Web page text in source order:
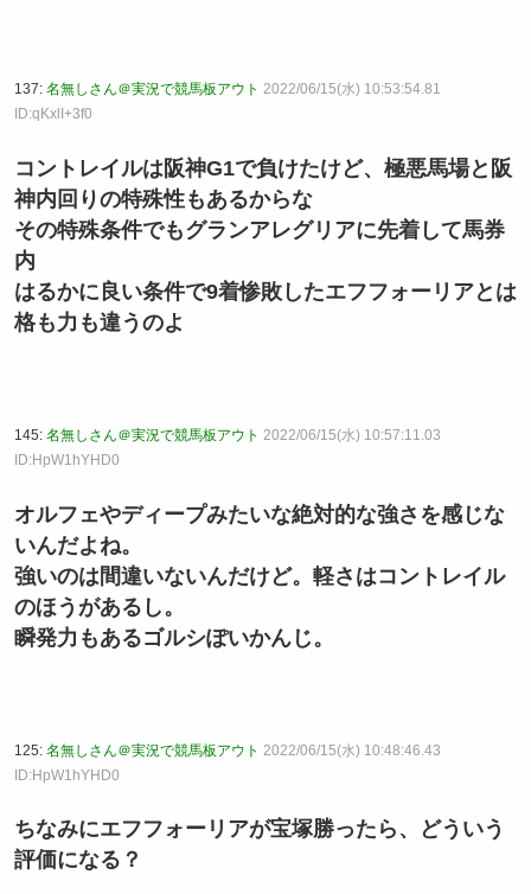
137: 名無しさん＠実況で競馬板アウト 2022/06/15(水) 10:53:54.81
ID:qKxlI+3f0
コントレイルは阪神G1で負けたけど、極悪馬場と阪
神内回りの特殊性もあるからな
その特殊条件でもグランアレグリアに先着して馬券
内
はるかに良い条件で9着惨敗したエフフォーリアとは
格も力も違うのよ
145: 名無しさん＠実況で競馬板アウト 2022/06/15(水) 10:57:11.03
ID:HpW1hYHD0
オルフェやディープみたいな絶対的な強さを感じな
いんだよね。
強いのは間違いないんだけど。軽さはコントレイル
のほうがあるし。
瞬発力もあるゴルシぽいかんじ。
125: 名無しさん＠実況で競馬板アウト 2022/06/15(水) 10:48:46.43
ID:HpW1hYHD0
ちなみにエフフォーリアが宝塚勝ったら、どういう
評価になる？